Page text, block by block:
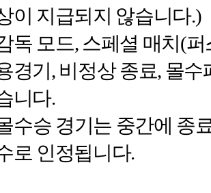
이 지급되지 않습니다.)
독 모드, 스페셜 매치(퍼
경기, 비정상 종료, 몰수
니다.
수승 경기는 중간에 종
로 인정됩니다.